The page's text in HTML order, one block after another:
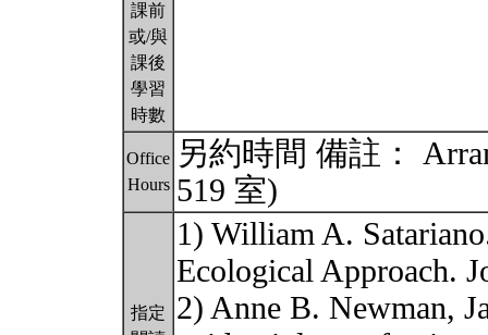
課前
或/與
課後
學習
時數
Office
Hours
另約時間 備註：
519 室)
指定
1) William A.
Ecological Approach.
2) Anne B. Newman,